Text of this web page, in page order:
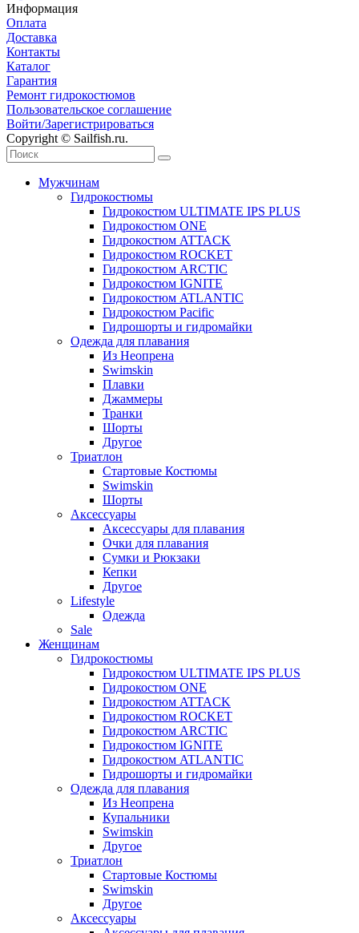
Информация
Оплата
Доставка
Контакты
Каталог
Гарантия
Ремонт гидрокостюмов
Пользовательское соглашение
Войти/Зарегистрироваться
Copyright © Sailfish.ru.
Мужчинам
Гидрокостюмы
Гидрокостюм ULTIMATE IPS PLUS
Гидрокостюм ONE
Гидрокостюм ATTACK
Гидрокостюм ROCKET
Гидрокостюм ARCTIC
Гидрокостюм IGNITE
Гидрокостюм ATLANTIC
Гидрокостюм Pacific
Гидрошорты и гидромайки
Одежда для плавания
Из Неопрена
Swimskin
Плавки
Джаммеры
Транки
Шорты
Другое
Триатлон
Стартовые Костюмы
Swimskin
Шорты
Аксессуары
Аксессуары для плавания
Очки для плавания
Сумки и Рюкзаки
Кепки
Другое
Lifestyle
Одежда
Sale
Женщинам
Гидрокостюмы
Гидрокостюм ULTIMATE IPS PLUS
Гидрокостюм ONE
Гидрокостюм ATTACK
Гидрокостюм ROCKET
Гидрокостюм ARCTIC
Гидрокостюм IGNITE
Гидрокостюм ATLANTIC
Гидрошорты и гидромайки
Одежда для плавания
Из Неопрена
Купальники
Swimskin
Другое
Триатлон
Стартовые Костюмы
Swimskin
Другое
Аксессуары